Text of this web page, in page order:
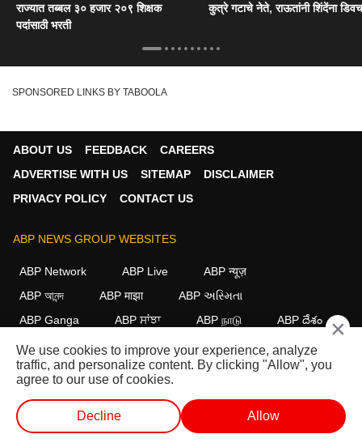
राज्यात तब्बल ३० हजार २०९ शिक्षक
पदांसाठी भरती
कुत्रे गटाचे नेते, राऊतांनी शिंदेंना
SPONSORED LINKS BY TABOOLA
ABOUT US FEEDBACK
CAREERS
ADVERTISE WITH US
SITEMAP
DISCLAIMER
PRIVACY POLICY
CONTACT US
ABP NEWS GROUP WEBSITES
ABP Network ABP Live
ABP न्यूज़
ABP আনন্দ
ABP माझा
ABP અસ્મિતા
ABP Ganga
ABP ਸਾਂਝਾ ABP நாடு ABP దేశం
FOLLOW US
This website follows the DNPA Code of Ethics. Copyright@2026.
All rights reserved.
×
We use cookies to improve your experience, analyze
traffic, and personalize content. By clicking "Allow", you
agree to our use of cookies.
Decline Allow